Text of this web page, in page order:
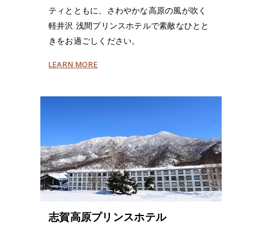
ティとともに、さわやかな高原の風が吹く
軽井沢 浅間プリンスホテルで素敵なひとと
きをお過ごしください。
LEARN MORE
志賀高原プリンスホテル